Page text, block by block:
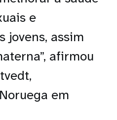
e
jovens, assim
afirmou
em